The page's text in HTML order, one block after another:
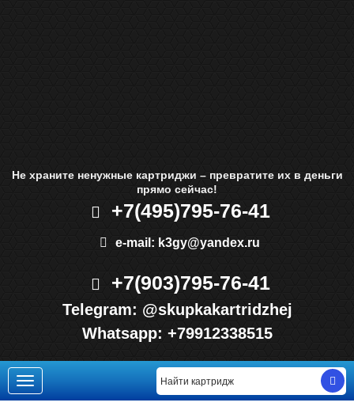
Не храните ненужные картриджи – превратите их в деньги
прямо сейчас!
+7(495)795-76-41
e-mail: k3gy@yandex.ru
+7(903)795-76-41
Telegram: @skupkakartridzhej
Whatsapp: +79912338515
Toggle
navigation